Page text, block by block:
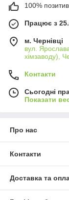
100%
Працює з
м. Чернівці
вул.
хімзаводу),
Контакти
Сьогодні
Показати
Про нас
Контакти
Доставка та